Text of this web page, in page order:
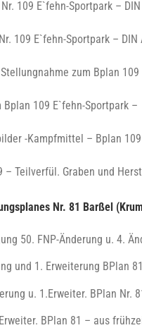
109 E`fehn-Sportpark –
109 E`fehn-Sportpark –
zum Bplan 109
109 E`fehn-Sportpark
-Kampfmittel – Bplan
– Teilverfül. Graben und
Nr. 81 Barßel
50. FNP-Änderung u. 4.
und 1. Erweiterung BPlan
u. 1.Erweiter. BPlan Nr.
BPlan 81 – aus